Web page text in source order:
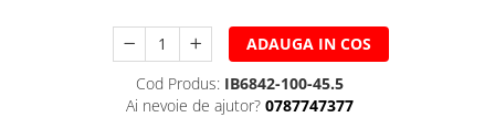
ADAUGA IN COS
Cod Produs: IB6842-100-45.5
Ai nevoie de ajutor? 0787747377